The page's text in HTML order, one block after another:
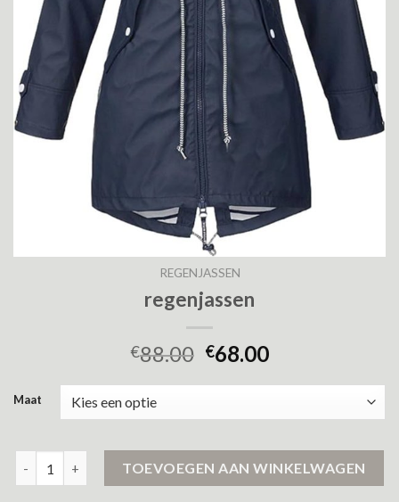
REGENJASSEN
regenjassen
€88.00 €68.00
Maat
TOEVOEGEN AAN WINKELWAGEN